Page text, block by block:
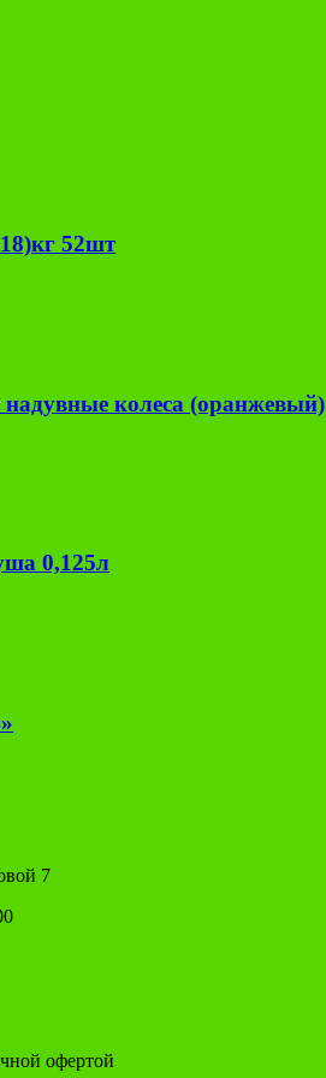
52шт
надувные колеса (оранжевый)
0,125л
7
офертой